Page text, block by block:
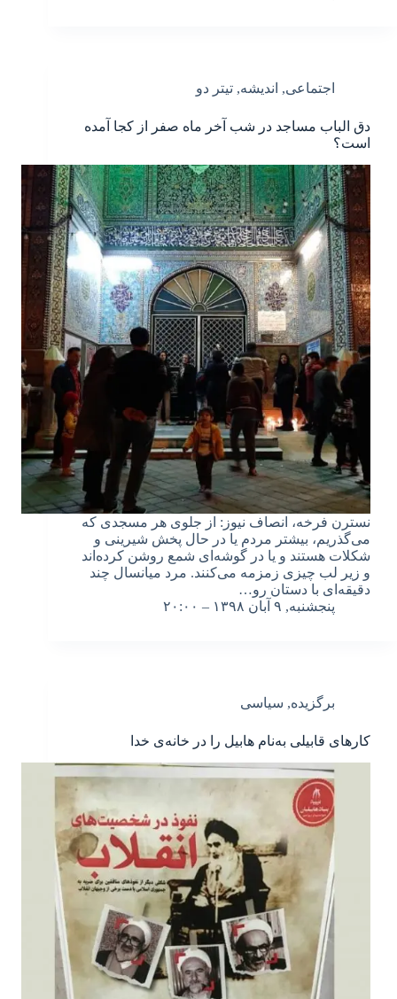
اجتماعی, اندیشه, تیتر دو
دق الباب مساجد در شب آخر ماه صفر از کجا آمده
است؟
نسترن فرخه، انصاف نیوز: از جلوی هر مسجدی که
می‌گذریم، بیشتر مردم یا در حال پخش شیرینی و
شکلات هستند و یا در گوشه‌ای شمع روشن کرده‌اند
و زیر لب چیزی زمزمه‌ می‌کنند. مرد میانسال چند
دقیقه‌ای با دستان رو…
پنجشنبه, ۹ آبان ۱۳۹۸ – ۲۰:۰۰
برگزیده, سیاسی
کارهای قابیلی به‌نام هابیل را در خانه‌ی خدا